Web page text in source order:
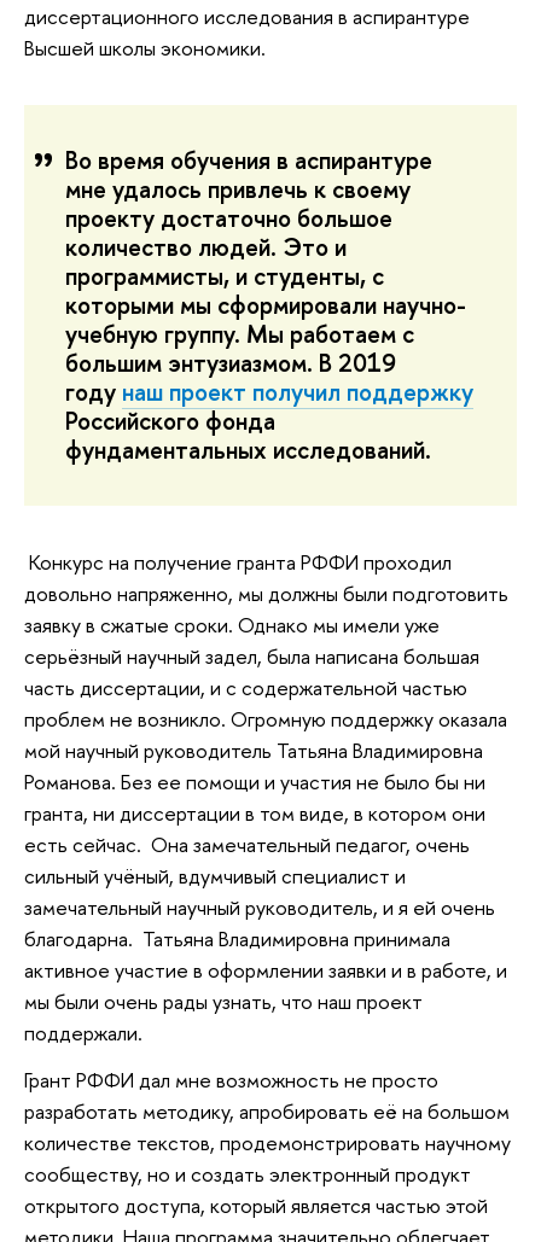
диссертационного исследования в аспирантуре
Высшей школы экономики.
Во время обучения в аспирантуре
мне удалось привлечь к своему
проекту достаточно большое
количество людей. Это и
программисты, и студенты, с
которыми мы сформировали научно-
учебную группу. Мы работаем с
большим энтузиазмом. В 2019
году наш проект получил поддержку
Российского фонда
фундаментальных исследований.
Конкурс на получение гранта РФФИ проходил
довольно напряженно, мы должны были подготовить
заявку в сжатые сроки. Однако мы имели уже
серьёзный научный задел, была написана большая
часть диссертации, и с содержательной частью
проблем не возникло. Огромную поддержку оказала
мой научный руководитель Татьяна Владимировна
Романова. Без ее помощи и участия не было бы ни
гранта, ни диссертации в том виде, в котором они
есть сейчас. Она замечательный педагог, очень
сильный учёный, вдумчивый специалист и
замечательный научный руководитель, и я ей очень
благодарна. Татьяна Владимировна принимала
активное участие в оформлении заявки и в работе, и
мы были очень рады узнать, что наш проект
поддержали.
Грант РФФИ дал мне возможность не просто
разработать методику, апробировать её на большом
количестве текстов, продемонстрировать научному
сообществу, но и создать электронный продукт
открытого доступа, который является частью этой